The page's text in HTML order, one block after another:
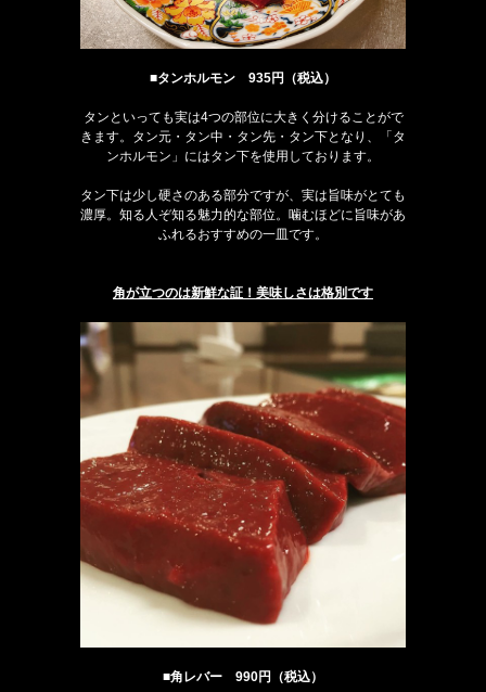
■タンホルモン 935円（税込）
タンといっても実は4つの部位に大きく分けることがで
きます。タン元・タン中・タン先・タン下となり、「タ
ンホルモン」にはタン下を使用しております。
タン下は少し硬さのある部分ですが、実は旨味がとても
濃厚。知る人ぞ知る魅力的な部位。噛むほどに旨味があ
ふれるおすすめの一皿です。
角が立つのは新鮮な証！美味しさは格別です
■角レバー 990円（税込）